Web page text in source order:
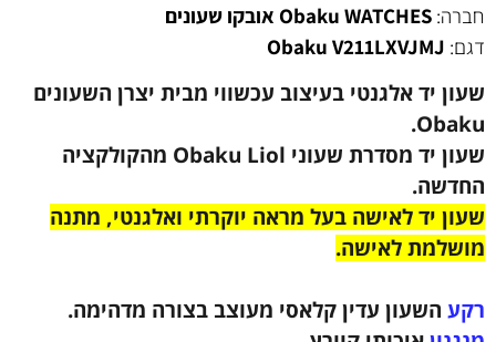
Obaku WATCHES אובקו שעונים
Obaku V211LXVJMJ
יד אלגנטי בעיצוב עכשווי מבית יצרן השעונים
שעון יד מסדרת שעוני Obaku Liol מהקולקציה
יד לאישה בעל מראה יוקרתי ואלגנטי,מתנה
לאישה.
השעון עדין קלאסימעוצב בצורה מדהימה.